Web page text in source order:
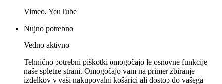
Vimeo, YouTube
Nujno potrebno
Vedno aktivno
Tehnično potrebni piškotki omogočajo le osnovne funkcije
naše spletne strani. Omogočajo vam na primer zbiranje
izdelkov v vaši nakupovalni košarici ali dostop do vašega